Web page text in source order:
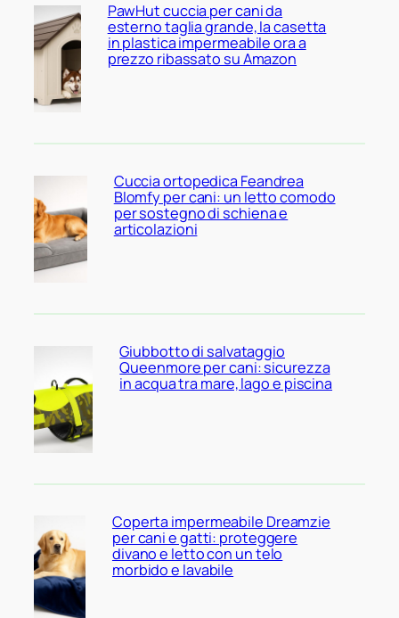
PawHut cuccia per cani da
esterno taglia grande, la casetta
in plastica impermeabile ora a
prezzo ribassato su Amazon
Cuccia ortopedica Feandrea
Blomfy per cani: un letto comodo
per sostegno di schiena e
articolazioni
Giubbotto di salvataggio
Queenmore per cani: sicurezza
in acqua tra mare, lago e piscina
Coperta impermeabile Dreamzie
per cani e gatti: proteggere
divano e letto con un telo
morbido e lavabile